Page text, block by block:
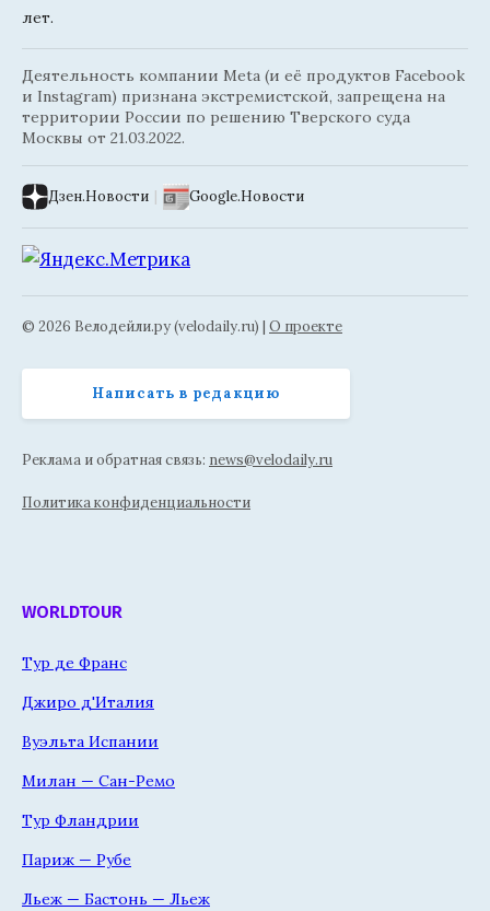
лет.
Деятельность компании Meta (и её продуктов Facebook
и Instagram) признана экстремистской, запрещена на
территории России по решению Тверского суда
Москвы от 21.03.2022.
Дзен.Новости | Google.Новости
© 2026 Велодейли.ру (velodaily.ru) | О проекте
Написать в редакцию
Реклама и обратная связь: news@velodaily.ru
Политика конфиденциальности
WORLDTOUR
Тур де Франс
Джиро д'Италия
Вуэльта Испании
Милан — Сан-Ремо
Тур Фландрии
Париж — Рубе
Льеж — Бастонь — Льеж